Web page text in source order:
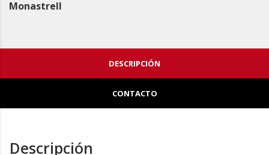
Monastrell
DESCRIPCIÓN
CONTACTO
Descripción